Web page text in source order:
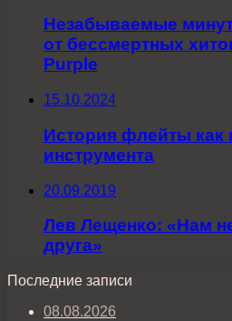
Незабываемые
от бессмертных
Purple
15.10.2024
История флейты как
инструмента
20.09.2019
Лев Лещенко: «Нам
друга»
Последние записи
08.08.2026